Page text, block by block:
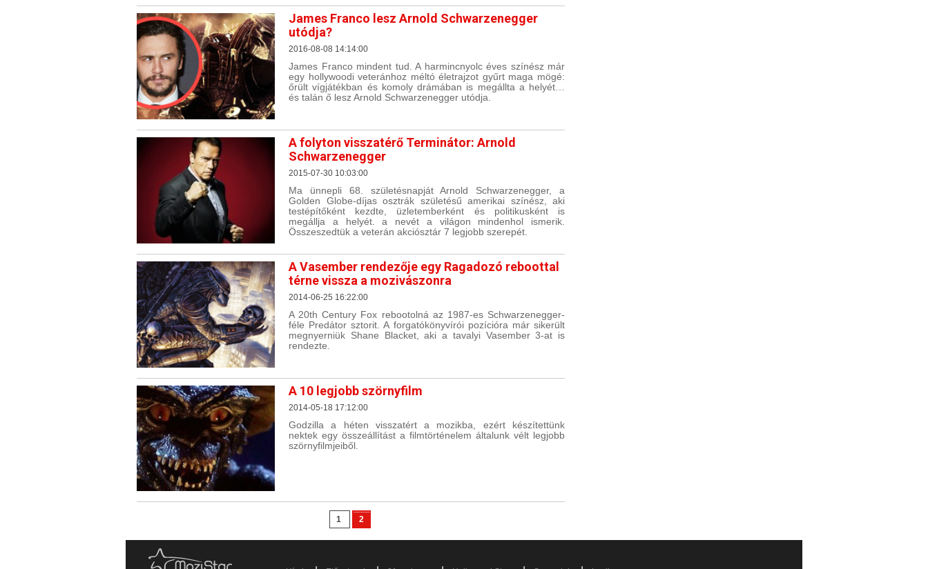
James Franco lesz Arnold Schwarzenegger
utódja?
2016-08-08 14:14:00
James Franco mindent tud. A harmincnyolc éves színész már
egy hollywoodi veteránhoz méltó életrajzot gyűrt maga mögé:
őrült vígjátékban és komoly drámában is megállta a helyét…
és talán ő lesz Arnold Schwarzenegger utódja.
A folyton visszatérő Terminátor: Arnold
Schwarzenegger
2015-07-30 10:03:00
Ma ünnepli 68. születésnapját Arnold Schwarzenegger, a
Golden Globe-díjas osztrák születésű amerikai színész, aki
testépítőként kezdte, üzletemberként és politikusként is
megállja a helyét. a nevét a világon mindenhol ismerik.
Összeszedtük a veterán akciósztár 7 legjobb szerepét.
A Vasember rendezője egy Ragadozó reboottal
térne vissza a mozivászonra
2014-06-25 16:22:00
A 20th Century Fox rebootolná az 1987-es Schwarzenegger-
féle Predátor sztorit. A forgatókönyvírói pozícióra már sikerült
megnyerniük Shane Blacket, aki a tavalyi Vasember 3-at is
rendezte.
A 10 legjobb szörnyfilm
2014-05-18 17:12:00
Godzilla a héten visszatért a mozikba, ezért készítettünk
nektek egy összeállítást a filmtörténelem általunk vélt legjobb
szörnyfilmjeiből.
1 2